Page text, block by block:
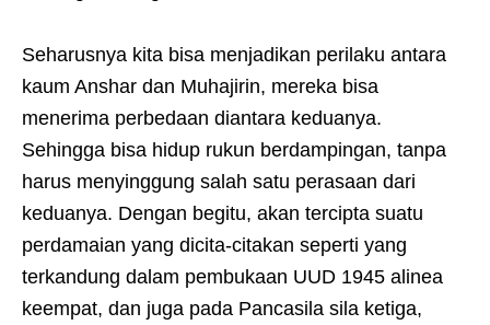
Seharusnya kita bisa menjadikan perilaku antara
kaum Anshar dan Muhajirin, mereka bisa
menerima perbedaan diantara keduanya.
Sehingga bisa hidup rukun berdampingan, tanpa
harus menyinggung salah satu perasaan dari
keduanya. Dengan begitu, akan tercipta suatu
perdamaian yang dicita-citakan seperti yang
terkandung dalam pembukaan UUD 1945 alinea
keempat, dan juga pada Pancasila sila ketiga,